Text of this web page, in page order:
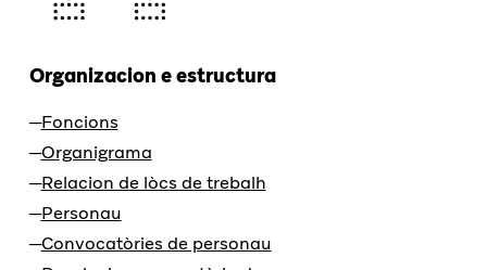
Organizacion e estructura
Foncions
Organigrama
Relacion de lòcs de trebalh
Personau
Convocatòries de personau